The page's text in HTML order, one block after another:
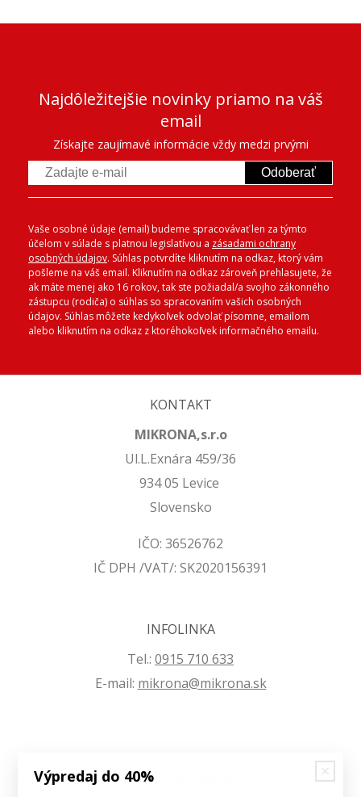
Najdôležitejšie novinky priamo na váš
email
Získajte zaujímavé informácie vždy medzi prvými
Odoberať
Vaše osobné údaje (email) budeme spracovávať len za týmto
účelom v súlade s platnou legislatívou a zásadami ochrany
osobných údajov. Súhlas potvrdíte kliknutím na odkaz, ktorý vám
pošleme na váš email. Kliknutím na odkaz zároveň prehlasujete, že
ak máte menej ako 16 rokov, tak ste požiadal/a svojho zákonného
zástupcu (rodiča) o súhlas so spracovaním vašich osobných
údajov. Súhlas môžete kedykoľvek odvolať písomne, emailom
alebo kliknutím na odkaz z ktoréhokoľvek informačného emailu.
KONTAKT
MIKRONA,s.r.o
Ul.L.Exnára 459/36
934 05 Levice
Slovensko
IČO: 36526762
IČ DPH /VAT/: SK2020156391
INFOLINKA
Tel.: 0915 710 633
E-mail: mikrona@mikrona.sk
VŠETKO O NÁKUPE
Výpredaj do 40%